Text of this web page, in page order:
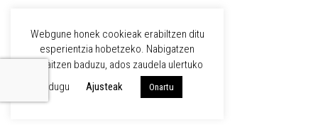
WPML
EUS CAST
Webgune honek cookieak erabiltzen ditu
esperientzia hobetzeko. Nabigatzen
jarraitzen baduzu, ados zaudela ulertuko
dugu
Ajusteak Onartu